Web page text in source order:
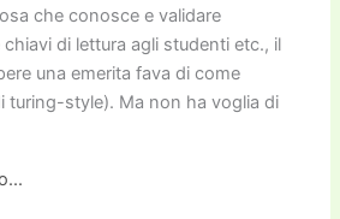
che conosce e validare
chiavi di lettura agli studenti etc., il
una emerita fava di come
turing-style). Ma non ha voglia di